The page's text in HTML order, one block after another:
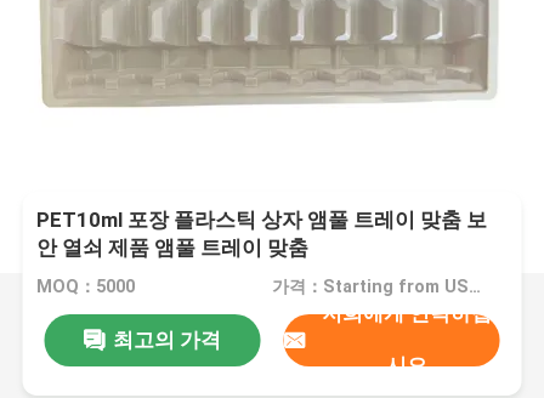
PET10ml 포장 플라스틱 상자 앰풀 트레이 맞춤 보
안 열쇠 제품 앰풀 트레이 맞춤
MOQ：5000 가격：Starting from USD0.06/PCS
최고의 가격
저희에게 연락하십
시오